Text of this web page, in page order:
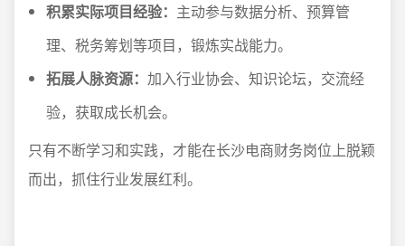
积累实际项目经验： 主动参与数据分析、预算管
理、税务筹划等项目，锻炼实战能力。
拓展人脉资源： 加入行业协会、知识论坛，交流经
验，获取成长机会。
只有不断学习和实践，才能在长沙电商财务岗位上脱颖
而出，抓住行业发展红利。